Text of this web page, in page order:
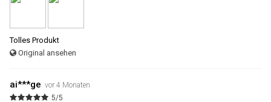
Tolles Produkt
Original ansehen
ai***ge vor 4 Monaten
5/5